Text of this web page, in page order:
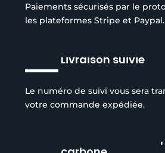
Paiements sécurisés par le
les plateformes Stripe et Paypal.
Livraison suivie
Le numéro de suivi vous sera
votre commande expédiée.
Réduction de